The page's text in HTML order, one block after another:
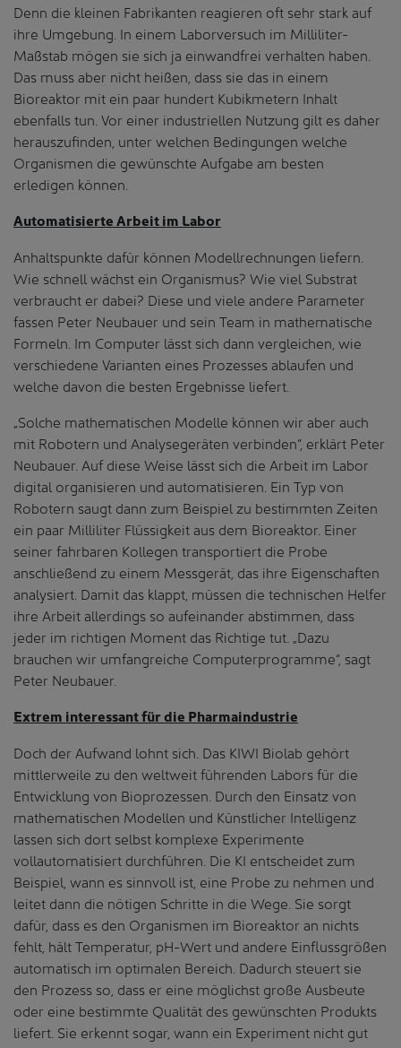
Denn die kleinen Fabrikanten reagieren oft sehr stark auf
ihre Umgebung. In einem Laborversuch im Milliliter-
Maßstab mögen sie sich ja einwandfrei verhalten haben.
Das muss aber nicht heißen, dass sie das in einem
Bioreaktor mit ein paar hundert Kubikmetern Inhalt
ebenfalls tun. Vor einer industriellen Nutzung gilt es daher
herauszufinden, unter welchen Bedingungen welche
Organismen die gewünschte Aufgabe am besten
erledigen können.
Automatisierte Arbeit im Labor
Anhaltspunkte dafür können Modellrechnungen liefern.
Wie schnell wächst ein Organismus? Wie viel Substrat
verbraucht er dabei? Diese und viele andere Parameter
fassen Peter Neubauer und sein Team in mathematische
Formeln. Im Computer lässt sich dann vergleichen, wie
verschiedene Varianten eines Prozesses ablaufen und
welche davon die besten Ergebnisse liefert.
„Solche mathematischen Modelle können wir aber auch
mit Robotern und Analysegeräten verbinden“, erklärt Peter
Neubauer. Auf diese Weise lässt sich die Arbeit im Labor
digital organisieren und automatisieren. Ein Typ von
Robotern saugt dann zum Beispiel zu bestimmten Zeiten
ein paar Milliliter Flüssigkeit aus dem Bioreaktor. Einer
seiner fahrbaren Kollegen transportiert die Probe
anschließend zu einem Messgerät, das ihre Eigenschaften
analysiert. Damit das klappt, müssen die technischen Helfer
ihre Arbeit allerdings so aufeinander abstimmen, dass
jeder im richtigen Moment das Richtige tut. „Dazu
brauchen wir umfangreiche Computerprogramme“, sagt
Peter Neubauer.
Extrem interessant für die Pharmaindustrie
Doch der Aufwand lohnt sich. Das KIWI Biolab gehört
mittlerweile zu den weltweit führenden Labors für die
Entwicklung von Bioprozessen. Durch den Einsatz von
mathematischen Modellen und Künstlicher Intelligenz
lassen sich dort selbst komplexe Experimente
vollautomatisiert durchführen. Die KI entscheidet zum
Beispiel, wann es sinnvoll ist, eine Probe zu nehmen und
leitet dann die nötigen Schritte in die Wege. Sie sorgt
dafür, dass es den Organismen im Bioreaktor an nichts
fehlt, hält Temperatur, pH-Wert und andere Einflussgrößen
automatisch im optimalen Bereich. Dadurch steuert sie
den Prozess so, dass er eine möglichst große Ausbeute
oder eine bestimmte Qualität des gewünschten Produkts
liefert. Sie erkennt sogar, wann ein Experiment nicht gut